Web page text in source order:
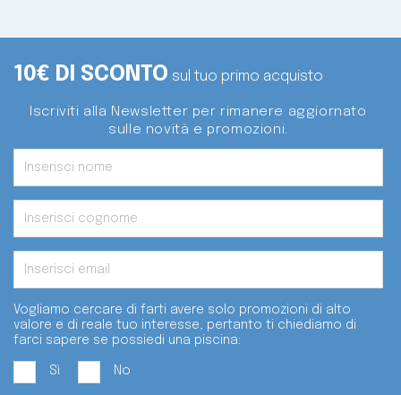
10€ DI SCONTO sul tuo primo acquisto
Iscriviti alla Newsletter per rimanere aggiornato
sulle novità e promozioni.
Vogliamo cercare di farti avere solo promozioni di alto
valore e di reale tuo interesse, pertanto ti chiediamo di
farci sapere se possiedi una piscina:
Sì No